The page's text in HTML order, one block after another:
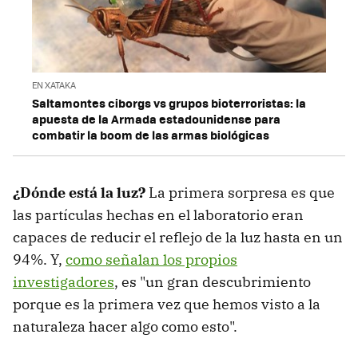
EN XATAKA
Saltamontes ciborgs vs grupos bioterroristas: la
apuesta de la Armada estadounidense para
combatir la boom de las armas biológicas
¿Dónde está la luz? La primera sorpresa es que
las partículas hechas en el laboratorio eran
capaces de reducir el reflejo de la luz hasta en un
94%. Y, como señalan los propios
investigadores, es "un gran descubrimiento
porque es la primera vez que hemos visto a la
naturaleza hacer algo como esto".